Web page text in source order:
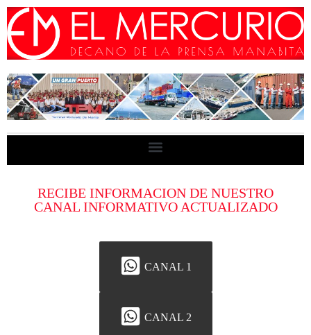
RECIBE INFORMACION DE NUESTRO
CANAL INFORMATIVO ACTUALIZADO
CANAL 1
CANAL 2